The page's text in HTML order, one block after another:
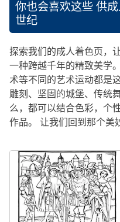
你也会喜欢这些 供
世纪
探索我们的成人着色页，
一种跨越千年的精致美学
术等不同的艺术运动都是
雕刻、坚固的城堡、传统
么，都可以结合色彩，个
作品。 让我们回到那个美